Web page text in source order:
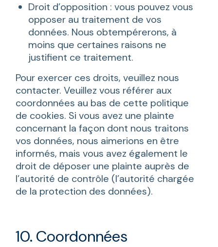
Droit d’opposition : vous pouvez vous
opposer au traitement de vos
données. Nous obtempérerons, à
moins que certaines raisons ne
justifient ce traitement.
Pour exercer ces droits, veuillez nous
contacter. Veuillez vous référer aux
coordonnées au bas de cette politique
de cookies. Si vous avez une plainte
concernant la façon dont nous traitons
vos données, nous aimerions en être
informés, mais vous avez également le
droit de déposer une plainte auprès de
l’autorité de contrôle (l’autorité chargée
de la protection des données).
10. Coordonnées